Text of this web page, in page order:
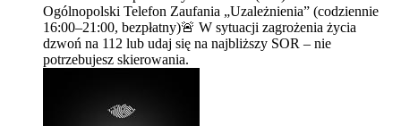
Ogólnopolski Telefon Zaufania „Uzależnienia” (codziennie
16:00–21:00, bezpłatny)🚨 W sytuacji zagrożenia życia
dzwoń na 112 lub udaj się na najbliższy SOR – nie
potrzebujesz skierowania.